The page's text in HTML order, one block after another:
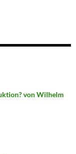
von Wilhelm